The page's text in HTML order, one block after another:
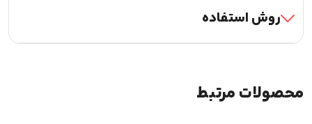
روش استفاده
محصولات مرتبط